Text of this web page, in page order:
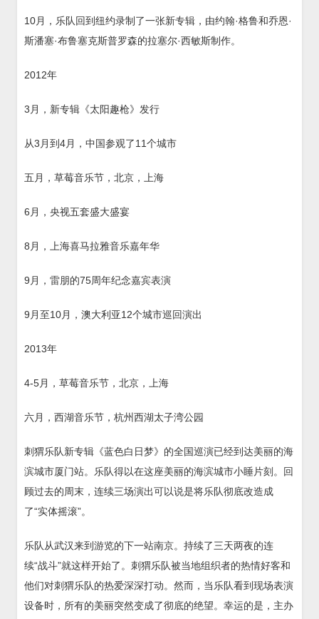
10月，乐队回到纽约录制了一张新专辑，由约翰·格鲁和乔恩·
斯潘塞·布鲁塞克斯普罗森的拉塞尔·西敏斯制作。
2012年
3月，新专辑《太阳趣枪》发行
从3月到4月，中国参观了11个城市
五月，草莓音乐节，北京，上海
6月，央视五套盛大盛宴
8月，上海喜马拉雅音乐嘉年华
9月，雷朋的75周年纪念嘉宾表演
9月至10月，澳大利亚12个城市巡回演出
2013年
4-5月，草莓音乐节，北京，上海
六月，西湖音乐节，杭州西湖太子湾公园
刺猬乐队新专辑《蓝色白日梦》的全国巡演已经到达美丽的海
滨城市厦门站。乐队得以在这座美丽的海滨城市小睡片刻。回
顾过去的周末，连续三场演出可以说是将乐队彻底改造成
了“实体摇滚”。
乐队从武汉来到游览的下一站南京。持续了三天两夜的连
续“战斗”就这样开始了。刺猬乐队被当地组织者的热情好客和
他们对刺猬乐队的热爱深深打动。然而，当乐队看到现场表演
设备时，所有的美丽突然变成了彻底的绝望。幸运的是，主办